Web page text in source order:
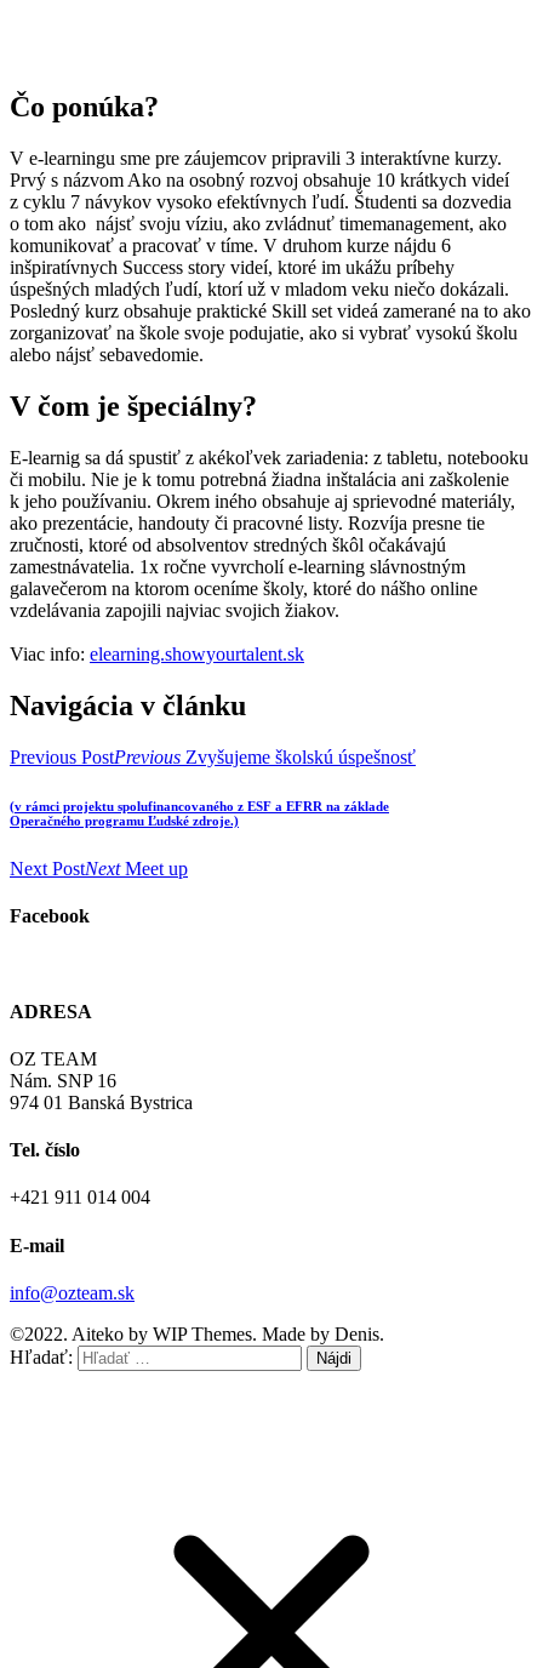
Čo ponúka?
V e-learningu sme pre záujemcov pripravili 3 interaktívne kurzy.
Prvý s názvom Ako na osobný rozvoj obsahuje 10 krátkych videí
z cyklu 7 návykov vysoko efektívnych ľudí. Študenti sa dozvedia
o tom ako nájsť svoju víziu, ako zvládnuť timemanagement, ako
komunikovať a pracovať v tíme. V druhom kurze nájdu 6
inšpiratívnych Success story videí, ktoré im ukážu príbehy
úspešných mladých ľudí, ktorí už v mladom veku niečo dokázali.
Posledný kurz obsahuje praktické Skill set videá zamerané na to ako
zorganizovať na škole svoje podujatie, ako si vybrať vysokú školu
alebo nájsť sebavedomie.
V čom je špeciálny?
E-learnig sa dá spustiť z akékoľvek zariadenia: z tabletu, notebooku
či mobilu. Nie je k tomu potrebná žiadna inštalácia ani zaškolenie
k jeho používaniu. Okrem iného obsahuje aj sprievodné materiály,
ako prezentácie, handouty či pracovné listy. Rozvíja presne tie
zručnosti, ktoré od absolventov stredných škôl očakávajú
zamestnávatelia. 1x ročne vyvrcholí e-learning slávnostným
galavečerom na ktorom oceníme školy, ktoré do nášho online
vzdelávania zapojili najviac svojich žiakov.
Viac info: elearning.showyourtalent.sk
Navigácia v článku
Previous PostPrevious Zvyšujeme školskú úspešnosť
(v rámci projektu spolufinancovaného z ESF a EFRR na základe
Operačného programu Ľudské zdroje.)
Next PostNext Meet up
Facebook
ADRESA
OZ TEAM
Nám. SNP 16
974 01 Banská Bystrica
Tel. číslo
+421 911 014 004
E-mail
info@ozteam.sk
©2022. Aiteko by WIP Themes. Made by Denis.
Hľadať: